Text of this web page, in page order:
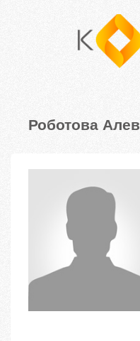
Роботова